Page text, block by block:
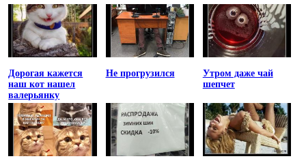
Дорогая кажется
наш кот нашел
валерьянку
Не прогрузился
Утром даже чай
шепчет